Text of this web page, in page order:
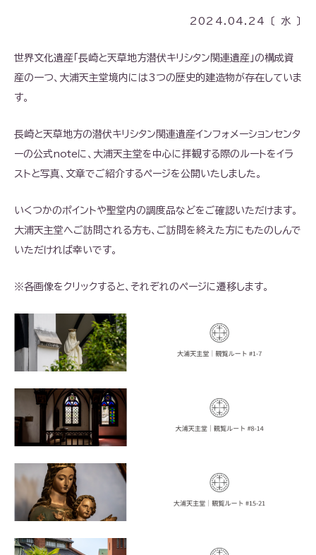
2024.04.24 〔 水 〕
世界文化遺産「長崎と天草地方潜伏キリシタン関連遺産」の構成資
産の一つ、大浦天主堂境内には3つの歴史的建造物が存在していま
す。
長崎と天草地方の潜伏キリシタン関連遺産インフォメーションセンタ
ーの公式noteに、大浦天主堂を中心に拝観する際のルートをイラ
ストと写真、文章でご紹介するページを公開いたしました。
いくつかのポイントや聖堂内の調度品などをご確認いただけます。
大浦天主堂へご訪問される方も、ご訪問を終えた方にもたのしんで
いただければ幸いです。
※各画像をクリックすると、それぞれのページに遷移します。